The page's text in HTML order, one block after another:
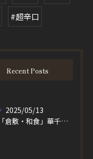
#超辛口
Recent Posts
2025/05/13
「倉敷・和食」華千でお造り